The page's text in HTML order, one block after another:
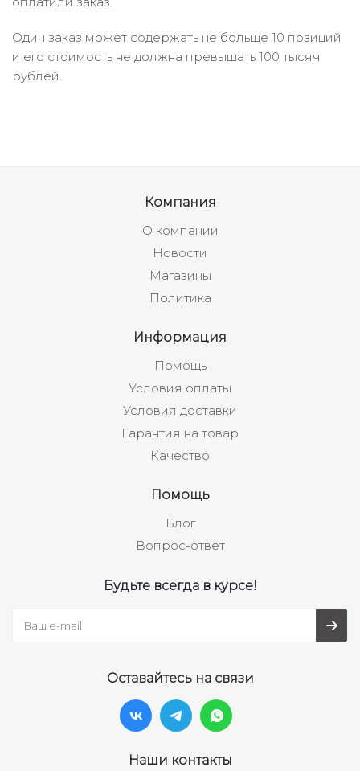
Один заказ может содержать не больше 10 позиций
и его стоимость не должна превышать 100 тысяч
рублей.
Компания
О компании
Новости
Магазины
Политика
Информация
Помощь
Условия оплаты
Условия доставки
Гарантия на товар
Качество
Помощь
Блог
Вопрос-ответ
Будьте всегда в курсе!
Оставайтесь на связи
Наши контакты